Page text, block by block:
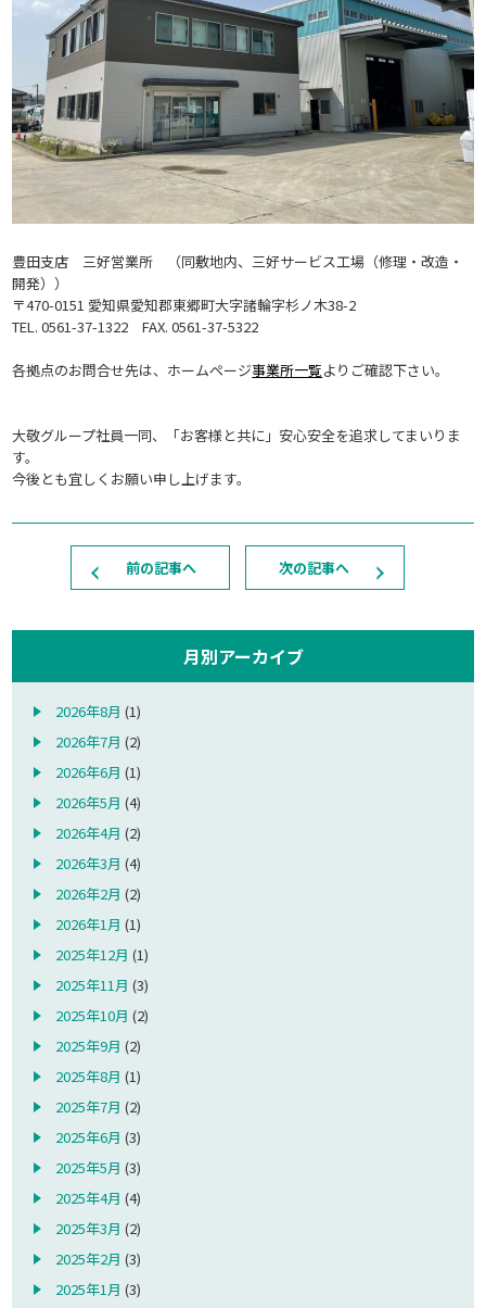
豊田支店 三好営業所 （同敷地内、三好サービス工場（修理・改造・
開発））
〒470-0151 愛知県愛知郡東郷町大字諸輪字杉ノ木38-2
TEL. 0561-37-1322 FAX. 0561-37-5322
各拠点のお問合せ先は、ホームページ事業所一覧よりご確認下さい。
大敬グループ社員一同、「お客様と共に」安心安全を追求してまいりま
す。
今後とも宜しくお願い申し上げます。
前の記事へ 次の記事へ
月別アーカイブ
2026年8月 (1)
2026年7月 (2)
2026年6月 (1)
2026年5月 (4)
2026年4月 (2)
2026年3月 (4)
2026年2月 (2)
2026年1月 (1)
2025年12月 (1)
2025年11月 (3)
2025年10月 (2)
2025年9月 (2)
2025年8月 (1)
2025年7月 (2)
2025年6月 (3)
2025年5月 (3)
2025年4月 (4)
2025年3月 (2)
2025年2月 (3)
2025年1月 (3)